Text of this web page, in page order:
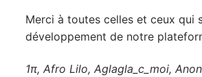
Merci à toutes celles et ceux qui
développement de notre
1π, Afro Lilo, Aglagla_c_moi,